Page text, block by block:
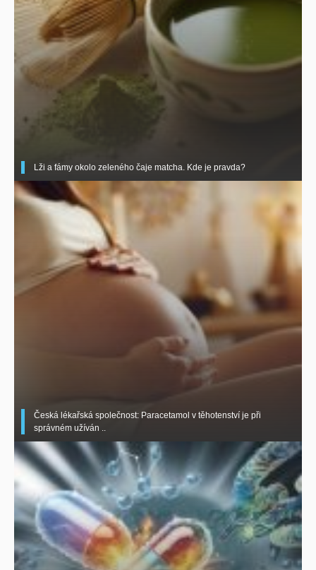
Lži a fámy okolo zeleného čaje matcha. Kde je pravda?
Česká lékařská společnost: Paracetamol v těhotenství je při
správném užíván ..